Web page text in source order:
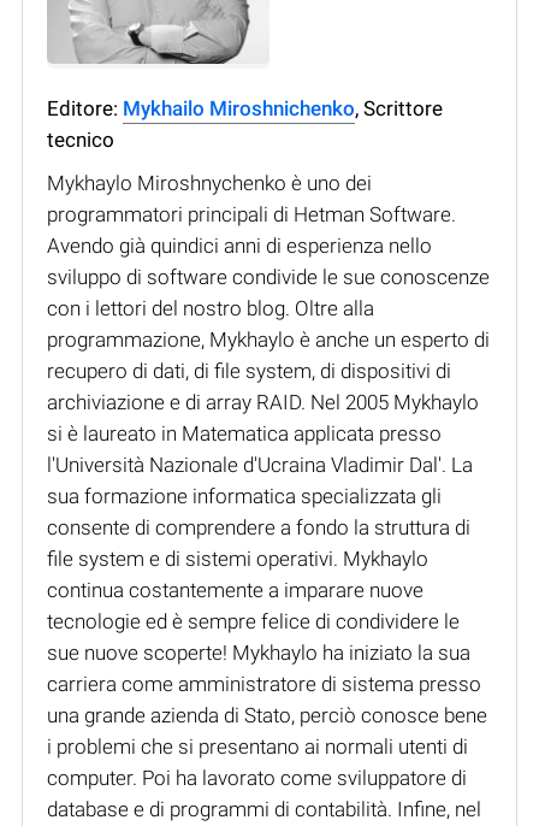
Editore: Mykhailo Miroshnichenko, Scrittore
tecnico
Mykhaylo Miroshnychenko è uno dei
programmatori principali di Hetman Software.
Avendo già quindici anni di esperienza nello
sviluppo di software condivide le sue conoscenze
con i lettori del nostro blog. Oltre alla
programmazione, Mykhaylo è anche un esperto di
recupero di dati, di file system, di dispositivi di
archiviazione e di array RAID. Nel 2005 Mykhaylo
si è laureato in Matematica applicata presso
l'Università Nazionale d'Ucraina Vladimir Dal'. La
sua formazione informatica specializzata gli
consente di comprendere a fondo la struttura di
file system e di sistemi operativi. Mykhaylo
continua costantemente a imparare nuove
tecnologie ed è sempre felice di condividere le
sue nuove scoperte! Mykhaylo ha iniziato la sua
carriera come amministratore di sistema presso
una grande azienda di Stato, perciò conosce bene
i problemi che si presentano ai normali utenti di
computer. Poi ha lavorato come sviluppatore di
database e di programmi di contabilità. Infine, nel